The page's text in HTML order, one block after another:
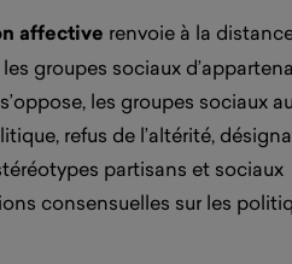
affective renvoie à la
groupes sociaux
les groupes sociaux
refus de l’altérité,
partisans et sociaux
consensuelles sur les